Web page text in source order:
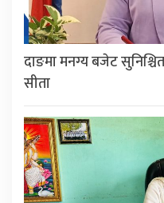
दाङमा मनग्य बजेट
सीता